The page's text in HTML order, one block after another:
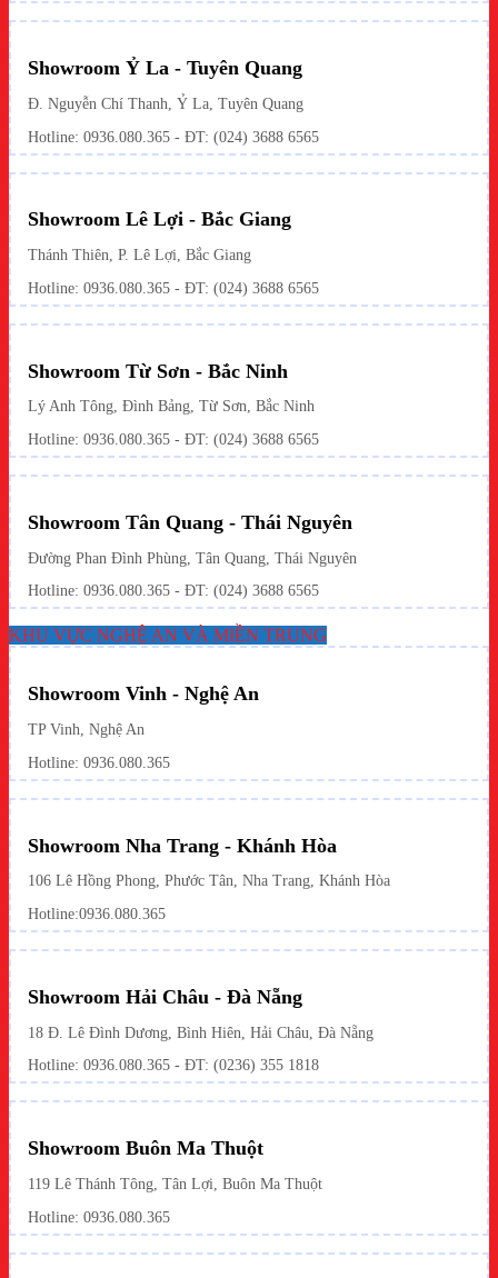
Showroom Ỷ La - Tuyên Quang
Đ. Nguyễn Chí Thanh, Ỷ La, Tuyên Quang
Hotline: 0936.080.365 - ĐT: (024) 3688 6565
Showroom Lê Lợi - Bắc Giang
Thánh Thiên, P. Lê Lợi, Bắc Giang
Hotline: 0936.080.365 - ĐT: (024) 3688 6565
Showroom Từ Sơn - Bắc Ninh
Lý Anh Tông, Đình Bảng, Từ Sơn, Bắc Ninh
Hotline: 0936.080.365 - ĐT: (024) 3688 6565
Showroom Tân Quang - Thái Nguyên
Đường Phan Đình Phùng, Tân Quang, Thái Nguyên
Hotline: 0936.080.365 - ĐT: (024) 3688 6565
KHU VỰC NGHỆ AN VÀ MIỀN TRUNG
Showroom Vinh - Nghệ An
TP Vinh, Nghệ An
Hotline: 0936.080.365
Showroom Nha Trang - Khánh Hòa
106 Lê Hồng Phong, Phước Tân, Nha Trang, Khánh Hòa
Hotline:0936.080.365
Showroom Hải Châu - Đà Nẵng
18 Đ. Lê Đình Dương, Bình Hiên, Hải Châu, Đà Nẵng
Hotline: 0936.080.365 - ĐT: (0236) 355 1818
Showroom Buôn Ma Thuột
119 Lê Thánh Tông, Tân Lợi, Buôn Ma Thuột
Hotline: 0936.080.365